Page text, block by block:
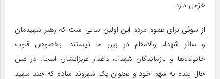
خرّمی دارد.
از سوئی برای عموم مردم این اولین سالی است که رهبر شهیدمان
و سائر شهداء والامقام در بین ما نیستند. بخصوص قلوب
خانواده‌ها و بازماندگان شهداء، داغدار عزیزانشان است. در عین
حال بنده به سهم خود و بعنوان یک شهروند ساده که چند شهید